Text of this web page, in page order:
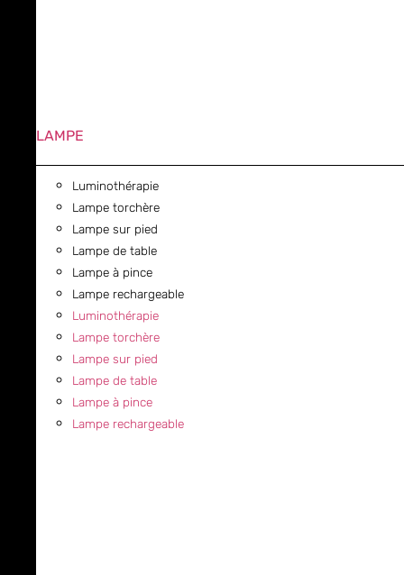
LAMPE
Luminothérapie
Lampe torchère
Lampe sur pied
Lampe de table
Lampe à pince
Lampe rechargeable
Luminothérapie
Lampe torchère
Lampe sur pied
Lampe de table
Lampe à pince
Lampe rechargeable